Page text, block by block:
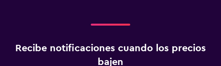
Recibe notificaciones cuando los precios
bajen